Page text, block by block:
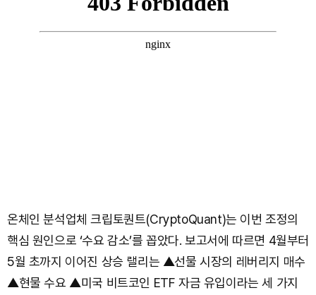
온체인 분석업체 크립토퀀트(CryptoQuant)는 이번 조정의
핵심 원인으로 ‘수요 감소’를 꼽았다. 보고서에 따르면 4월부터
5월 초까지 이어진 상승 랠리는 ▲선물 시장의 레버리지 매수
▲현물 수요 ▲미국 비트코인 ETF 자금 유입이라는 세 가지